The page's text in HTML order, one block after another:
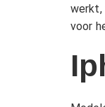
werkt,
voor